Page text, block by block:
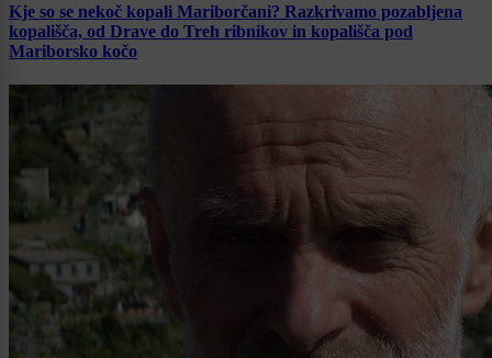
Kje so se nekoč kopali Mariborčani? Razkrivamo pozabljena
kopališča, od Drave do Treh ribnikov in kopališča pod
Mariborsko kočo